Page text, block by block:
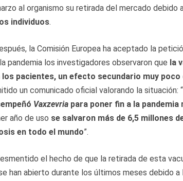
al organismo su retirada del mercado debido
individuos.
la Comisión Europea ha aceptado la
pandemia los investigadores observaron que la
pacientes, un efecto secundario muy poco
un comunicado oficial valorando la situación: “
Vaxzevria para poner fin a la pandemia
año de uso se salvaron más de 6,5 millones
en todo el mundo”.
el hecho de que la retirada de esta
han abierto durante los últimos meses debido